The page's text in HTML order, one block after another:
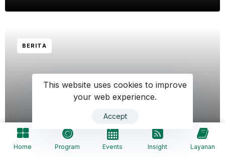
BERITA
3 MONTHS AGO
Home Program Events Insight Layanan
This website uses cookies to improve
your web experience.
Accept